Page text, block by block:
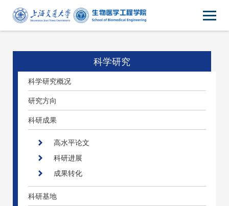
科学研究
科学研究概况
研究方向
科研成果
高水平论文
科研进展
成果转化
科研基地